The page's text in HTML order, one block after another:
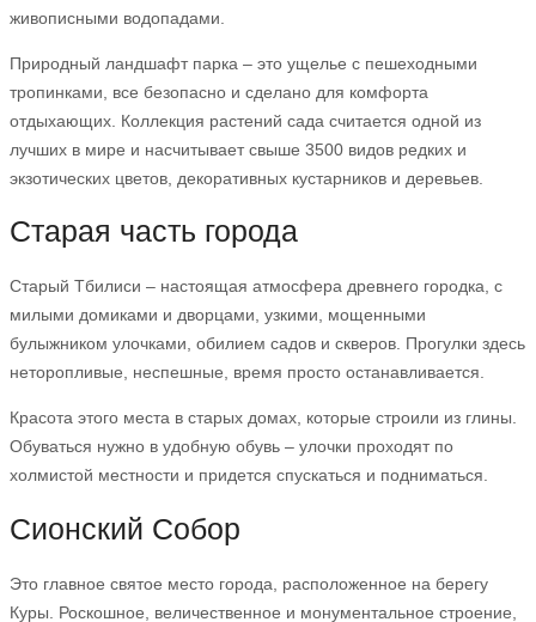
живописными водопадами.
Природный ландшафт парка – это ущелье с пешеходными
тропинками, все безопасно и сделано для комфорта
отдыхающих. Коллекция растений сада считается одной из
лучших в мире и насчитывает свыше 3500 видов редких и
экзотических цветов, декоративных кустарников и деревьев.
Старая часть города
Старый Тбилиси – настоящая атмосфера древнего городка, с
милыми домиками и дворцами, узкими, мощенными
булыжником улочками, обилием садов и скверов. Прогулки здесь
неторопливые, неспешные, время просто останавливается.
Красота этого места в старых домах, которые строили из глины.
Обуваться нужно в удобную обувь – улочки проходят по
холмистой местности и придется спускаться и подниматься.
Сионский Собор
Это главное святое место города, расположенное на берегу
Куры. Роскошное, величественное и монументальное строение,